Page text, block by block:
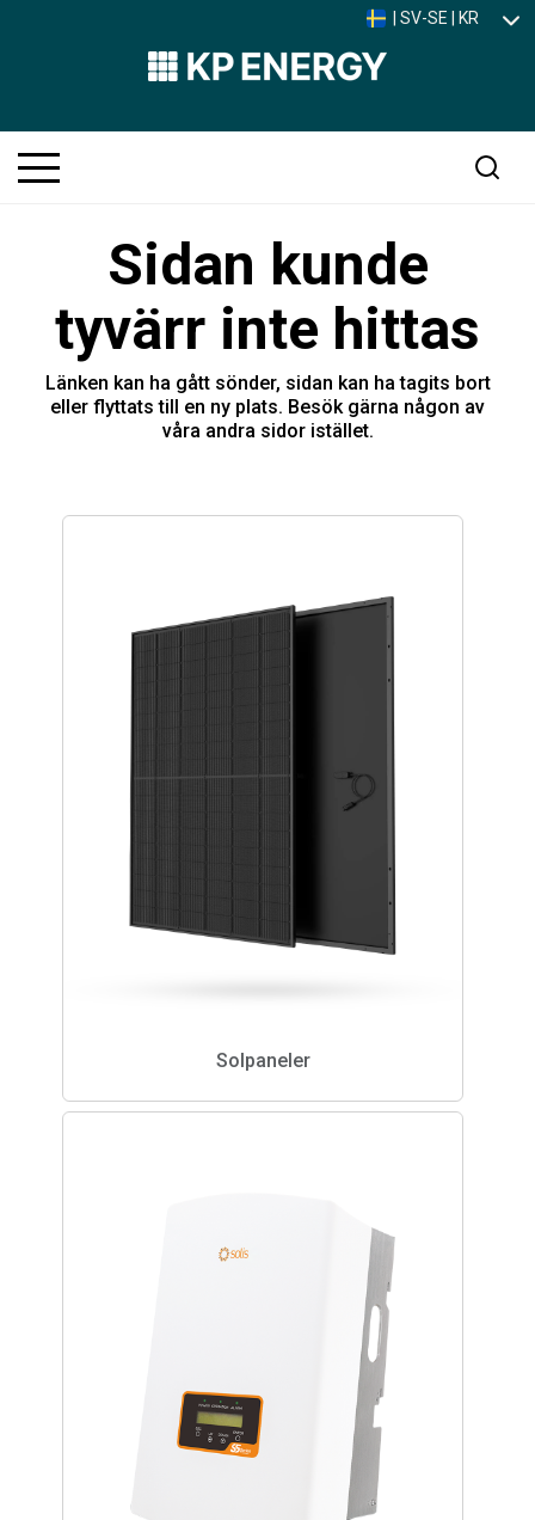
| SV-SE | KR
Sidan kunde
tyvärr inte hittas
Länken kan ha gått sönder, sidan kan ha tagits bort
eller flyttats till en ny plats. Besök gärna någon av
våra andra sidor istället.
Solpaneler